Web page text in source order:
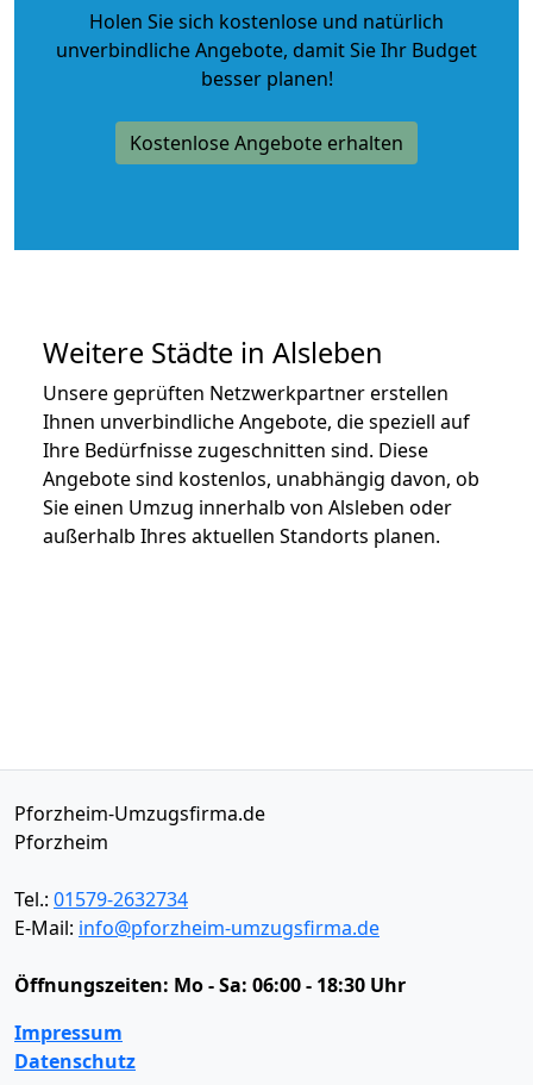
Holen Sie sich kostenlose und natürlich
unverbindliche Angebote, damit Sie Ihr Budget
besser planen!
Kostenlose Angebote erhalten
Weitere Städte in Alsleben
Unsere geprüften Netzwerkpartner erstellen
Ihnen unverbindliche Angebote, die speziell auf
Ihre Bedürfnisse zugeschnitten sind. Diese
Angebote sind kostenlos, unabhängig davon, ob
Sie einen Umzug innerhalb von Alsleben oder
außerhalb Ihres aktuellen Standorts planen.
Pforzheim-Umzugsfirma.de
Pforzheim
Tel.: 01579-2632734
E-Mail: info@pforzheim-umzugsfirma.de
Öffnungszeiten: Mo - Sa: 06:00 - 18:30 Uhr
Impressum
Datenschutz